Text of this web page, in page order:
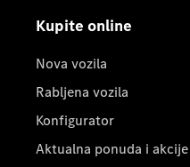
Kupite online
Nova vozila
Rabljena vozila
Konfigurator
Aktualna ponuda i akcije